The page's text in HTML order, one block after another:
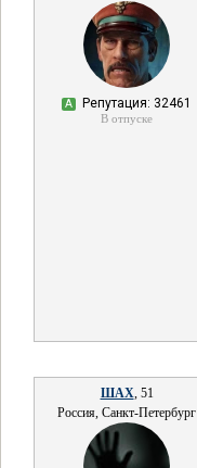
А Репутация: 32461
В отпуске
ШАХ, 51
Россия, Санкт-Петербург